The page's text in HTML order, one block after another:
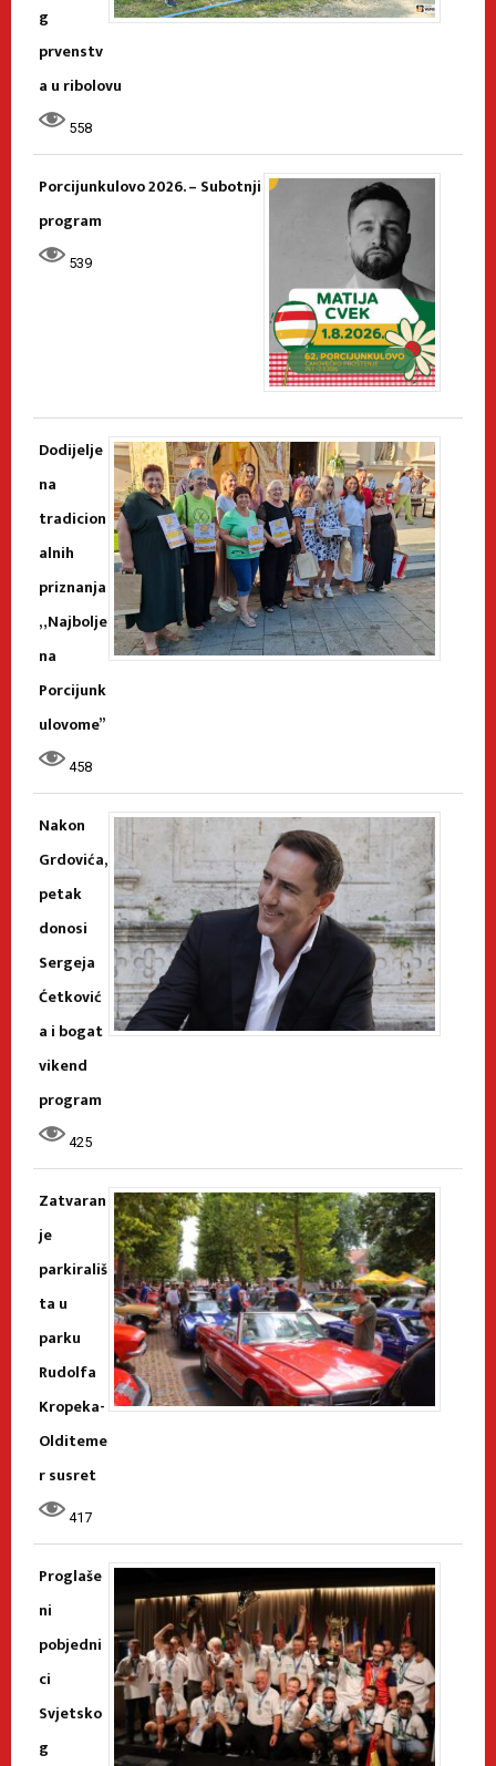
g
prvenstv
a u ribolovu
558
Porcijunkulovo 2026. – Subotnji
program
539
Dodijelje
na
tradicion
alnih
priznanja
„Najbolje
na
Porcijunk
ulovome”
458
Nakon
Grdovića,
petak
donosi
Sergeja
Ćetković
a i bogat
vikend
program
425
Zatvaran
je
parkirališ
ta u
parku
Rudolfa
Kropeka-
Olditeme
r susret
417
Proglaše
ni
pobjedni
ci
Svjetsko
g